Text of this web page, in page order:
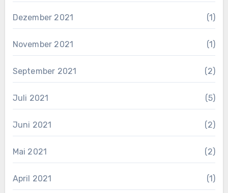
Dezember 2021 (1)
November 2021 (1)
September 2021 (2)
Juli 2021 (5)
Juni 2021 (2)
Mai 2021 (2)
April 2021 (1)